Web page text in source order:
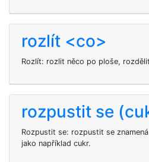
rozlít <co>
Rozlít: rozlit něco po ploše,
rozpustit se
Rozpustit se: rozpustit se
jako například cukr.